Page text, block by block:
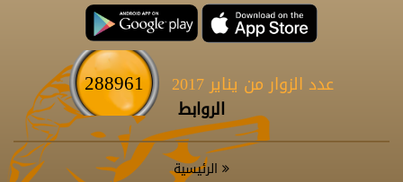
عدد الزوار من يناير 2017 288961
الروابط
الرئيسية